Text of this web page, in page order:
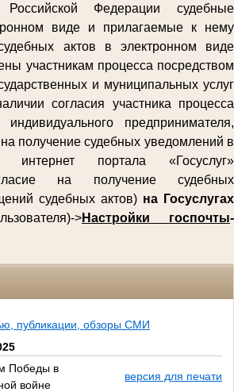
Российской Федерации судебные
виде и прилагаемые к нему
актов в электронном виде
участникам процесса посредством
и муниципальных услуг
согласия участника процесса
индивидуального предпринимателя,
получение судебных уведомлений в
интернет портала «Госуслуг»
на получение судебных
судебных актов) на Госуслугах
>Настройки госпочты-
публикации, обзоры СМИ
Победы в
войне
версия для печати